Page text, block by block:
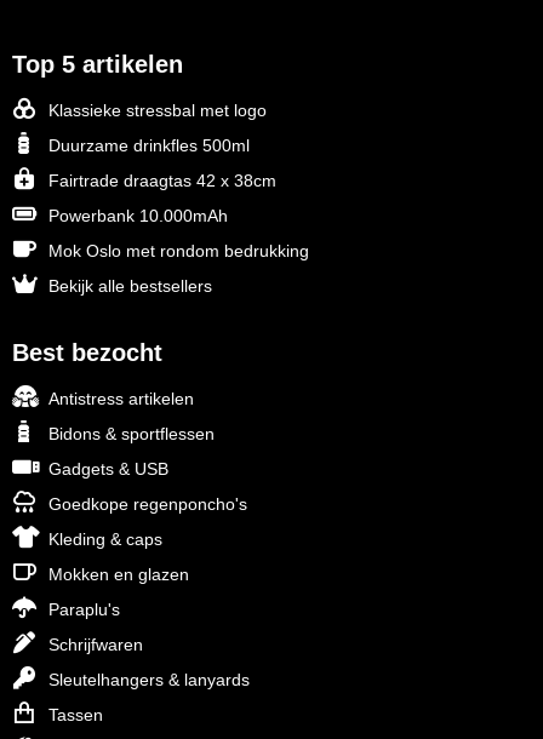
Top 5 artikelen
Klassieke stressbal met logo
Duurzame drinkfles 500ml
Fairtrade draagtas 42 x 38cm
Powerbank 10.000mAh
Mok Oslo met rondom bedrukking
Bekijk alle bestsellers
Best bezocht
Antistress artikelen
Bidons & sportflessen
Gadgets & USB
Goedkope regenponcho's
Kleding & caps
Mokken en glazen
Paraplu's
Schrijfwaren
Sleutelhangers & lanyards
Tassen